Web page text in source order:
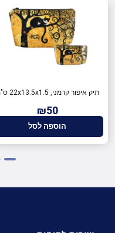
תיק איפור קרמני, 22x13.5x1.5 ס"מ
₪50
הוספה לסל